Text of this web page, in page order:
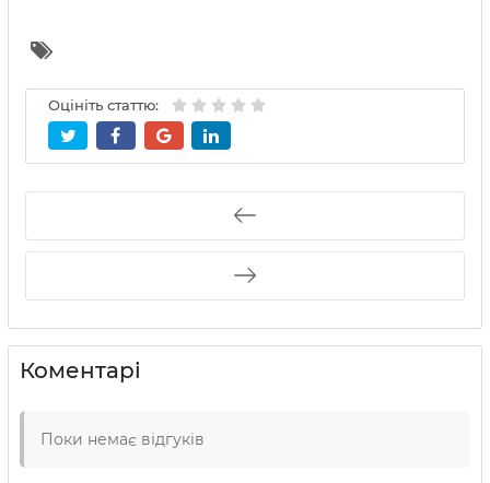
Оцініть статтю:
Коментарі
Поки немає відгуків